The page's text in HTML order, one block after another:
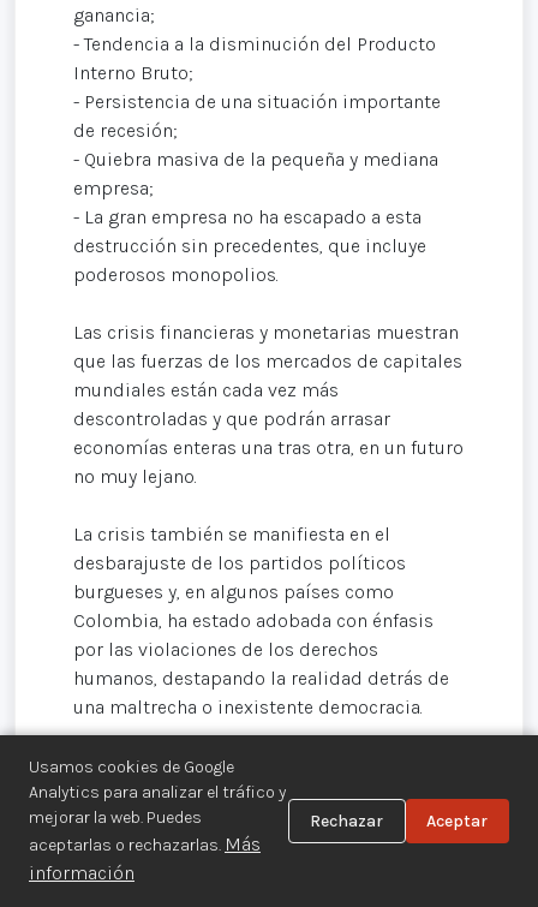
Usamos cookies de Google
Analytics para analizar el tráfico y
mejorar la web. Puedes
aceptarlas o rechazarlas. Más
información
Rechazar Aceptar
ganancia;
- Tendencia a la disminución del Producto
Interno Bruto;
- Persistencia de una situación importante
de recesión;
- Quiebra masiva de la pequeña y mediana
empresa;
- La gran empresa no ha escapado a esta
destrucción sin precedentes, que incluye
poderosos monopolios.
Las crisis financieras y monetarias muestran
que las fuerzas de los mercados de capitales
mundiales están cada vez más
descontroladas y que podrán arrasar
economías enteras una tras otra, en un futuro
no muy lejano.
La crisis también se manifiesta en el
desbarajuste de los partidos políticos
burgueses y, en algunos países como
Colombia, ha estado adobada con énfasis
por las violaciones de los derechos
humanos, destapando la realidad detrás de
una maltrecha o inexistente democracia.
La endeble situación política ha dado lugar a
hablar de ingobernabilidad, ha producido
caídas de gobiernos, ha resquebrajado las
instituciones y ha atizado las
contradicciones internas en el seno de la